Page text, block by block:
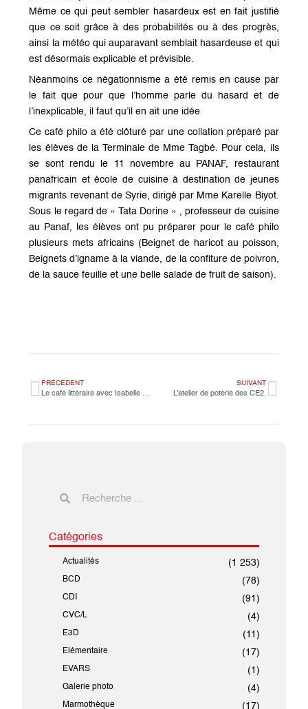
Même ce qui peut sembler hasardeux est en fait justifié
que ce soit grâce à des probabilités ou à des progrès,
ainsi la météo qui auparavant semblait hasardeuse et qui
est désormais explicable et prévisible.
Néanmoins ce négationnisme a été remis en cause par
le fait que pour que l’homme parle du hasard et de
l’inexplicable, il faut qu’il en ait une idée
Ce café philo a été clôturé par une collation préparé par
les élèves de la Terminale de Mme Tagbé. Pour cela, ils
se sont rendu le 11 novembre au PANAF, restaurant
panafricain et école de cuisine à destination de jeunes
migrants revenant de Syrie, dirigé par Mme Karelle Biyot.
Sous le regard de » Tata Dorine » , professeur de cuisine
au Panaf, les élèves ont pu préparer pour le café philo
plusieurs mets africains (Beignet de haricot au poisson,
Beignets d’igname à la viande, de la confiture de poivron,
de la sauce feuille et une belle salade de fruit de saison).
PRÉCÉDENT
Le café littéraire avec Isabelle Rochet.
SUIVANT
L’atelier de poterie des CE2.
Catégories
Actualités (1 253)
BCD (78)
CDI (91)
CVC/L (4)
E3D (11)
Elémentaire (17)
EVARS (1)
Galerie photo (4)
Marmothèque (17)